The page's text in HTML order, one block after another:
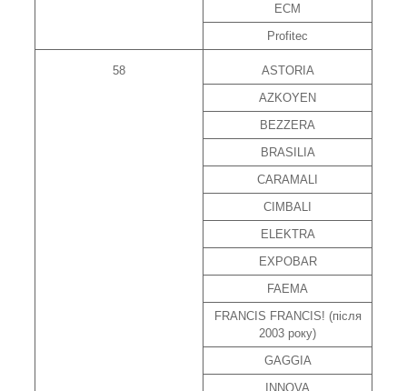
ECM
Profitec
58
ASTORIA
AZKOYEN
BEZZERA
BRASILIA
CARAMALI
CIMBALI
ELEKTRA
EXPOBAR
FAEMA
FRANCIS FRANCIS! (після
2003 року)
GAGGIA
INNOVA